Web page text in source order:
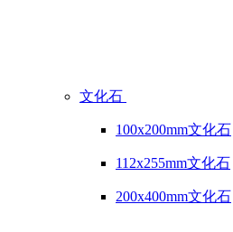
文化石
100x200mm文化石
112x255mm文化石
200x400mm文化石